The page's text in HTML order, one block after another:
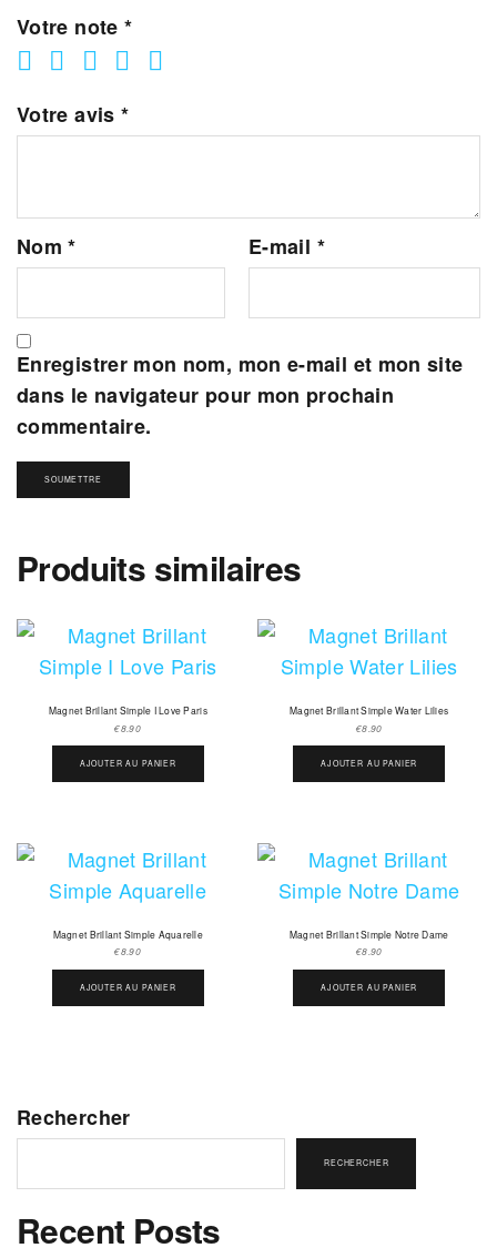
Votre note *
Votre avis *
Nom* E-mail *
Enregistrer mon nom, mon e-mail et mon site
dans le navigateur pour mon prochain
commentaire.
Produits similaires
Magnet Brillant Simple I Love Paris
€8.90
AJOUTER AU PANIER
Magnet Brillant Simple Water Lilies
€8.90
AJOUTER AU PANIER
Magnet Brillant Simple Aquarelle
€8.90
AJOUTER AU PANIER
Magnet Brillant Simple Notre Dame
€8.90
AJOUTER AU PANIER
Rechercher
RECHERCHER
Recent Posts